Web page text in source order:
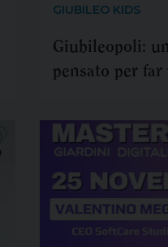
GIUBILEO KIDS
Giubileopoli:
pensato per